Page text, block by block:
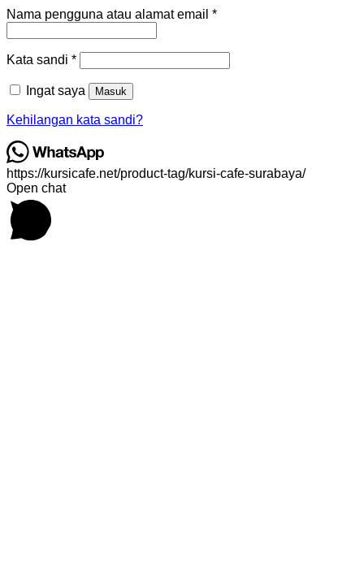
Nama pengguna atau alamat email *Wajib
Kata sandi *Wajib
Ingat saya Masuk
Kehilangan kata sandi?
https://kursicafe.net/product-tag/kursi-cafe-surabaya/
Open chat